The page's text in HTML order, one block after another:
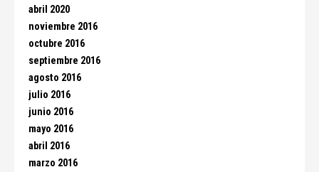
abril 2020
noviembre 2016
octubre 2016
septiembre 2016
agosto 2016
julio 2016
junio 2016
mayo 2016
abril 2016
marzo 2016